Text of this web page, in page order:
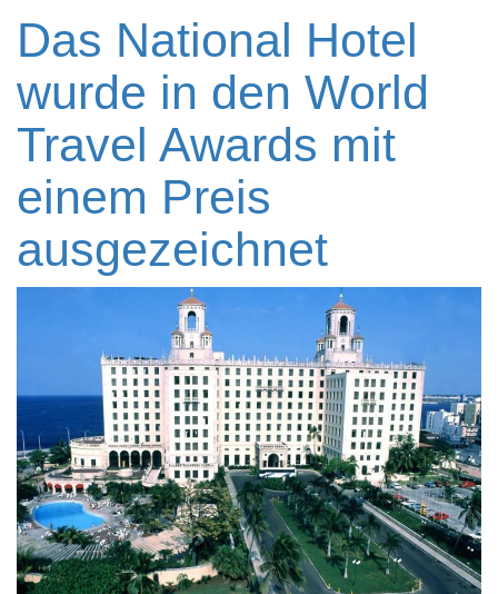
Das National Hotel
wurde in den World
Travel Awards mit
einem Preis
ausgezeichnet